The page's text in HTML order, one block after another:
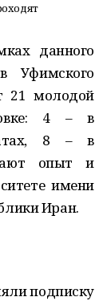
данного
Уфимского
21 молодой
4 – в
8 – в
опыт и
имени
Иран.
подписку